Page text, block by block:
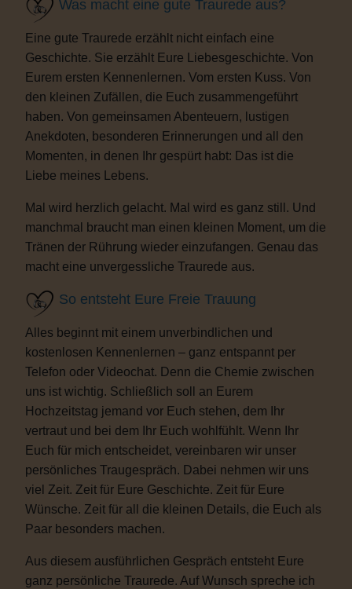
Was macht eine gute Traurede aus?
Eine gute Traurede erzählt nicht einfach eine
Geschichte. Sie erzählt Eure Liebesgeschichte. Von
Eurem ersten Kennenlernen. Vom ersten Kuss. Von
den kleinen Zufällen, die Euch zusammengeführt
haben. Von gemeinsamen Abenteuern, lustigen
Anekdoten, besonderen Erinnerungen und all den
Momenten, in denen Ihr gespürt habt: Das ist die
Liebe meines Lebens.
Mal wird herzlich gelacht. Mal wird es ganz still. Und
manchmal braucht man einen kleinen Moment, um die
Tränen der Rührung wieder einzufangen. Genau das
macht eine unvergessliche Traurede aus.
So entsteht Eure Freie Trauung
Alles beginnt mit einem unverbindlichen und
kostenlosen Kennenlernen – ganz entspannt per
Telefon oder Videochat. Denn die Chemie zwischen
uns ist wichtig. Schließlich soll an Eurem
Hochzeitstag jemand vor Euch stehen, dem Ihr
vertraut und bei dem Ihr Euch wohlfühlt. Wenn Ihr
Euch für mich entscheidet, vereinbaren wir unser
persönliches Traugespräch. Dabei nehmen wir uns
viel Zeit. Zeit für Eure Geschichte. Zeit für Eure
Wünsche. Zeit für all die kleinen Details, die Euch als
Paar besonders machen.
Aus diesem ausführlichen Gespräch entsteht Eure
ganz persönliche Traurede. Auf Wunsch spreche ich